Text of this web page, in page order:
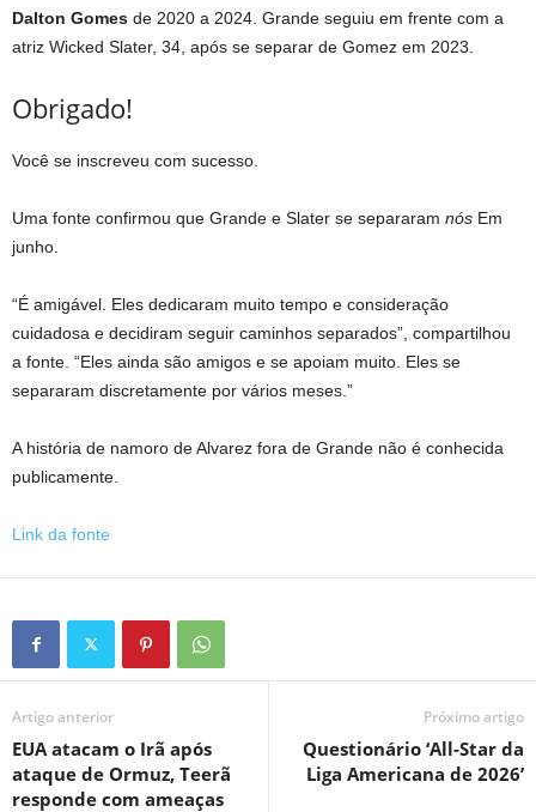
Dalton Gomes de 2020 a 2024. Grande seguiu em frente com a
atriz Wicked Slater, 34, após se separar de Gomez em 2023.
Obrigado!
Você se inscreveu com sucesso.
Uma fonte confirmou que Grande e Slater se separaram nós Em
junho.
“É amigável. Eles dedicaram muito tempo e consideração
cuidadosa e decidiram seguir caminhos separados”, compartilhou
a fonte. “Eles ainda são amigos e se apoiam muito. Eles se
separaram discretamente por vários meses.”
A história de namoro de Alvarez fora de Grande não é conhecida
publicamente.
Link da fonte
Artigo anterior
EUA atacam o Irã após
ataque de Ormuz, Teerã
responde com ameaças
Próximo artigo
Questionário ‘All-Star da
Liga Americana de 2026’